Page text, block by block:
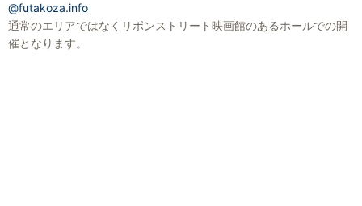
@futakoza.info
通常のエリアではなくリボンストリート映画館のあるホールでの開
催となります。